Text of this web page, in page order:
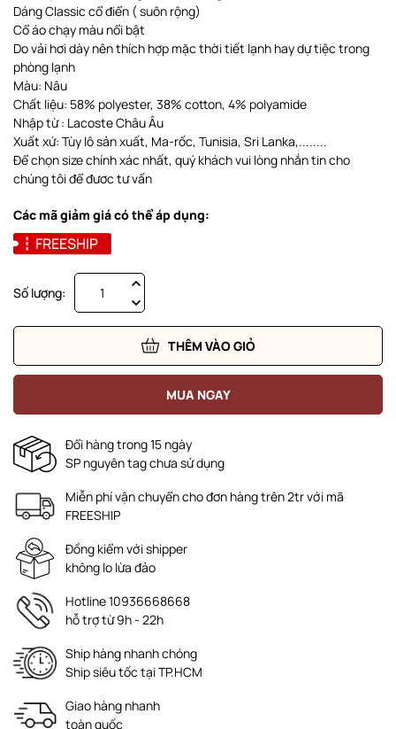
Dáng Classic cổ điển ( suôn rộng)
Cổ áo chạy màu nổi bật
Do vải hơi dày nên thích hợp mặc thời tiết lạnh hay dự tiệc trong
phòng lạnh
Màu: Nâu
Chất liệu: 58% polyester, 38% cotton, 4% polyamide
Nhập từ : Lacoste Châu Âu
Xuất xứ: Tùy lô sản xuất, Ma-rốc, Tunisia, Sri Lanka,........
Để chọn size chính xác nhất, quý khách vui lòng nhắn tin cho
chúng tôi để đươc tư vấn
Các mã giảm giá có thể áp dụng:
FREESHIP
Số lượng:
THÊM VÀO GIỎ
MUA NGAY
Đổi hàng trong 15 ngày
SP nguyên tag chưa sử dụng
Miễn phí vận chuyển cho đơn hàng trên 2tr với mã
FREESHIP
Đồng kiểm với shipper
không lo lừa đảo
Hotline 10936668668
hỗ trợ từ 9h - 22h
Ship hàng nhanh chóng
Ship siêu tốc tại TP.HCM
Giao hàng nhanh
toàn quốc